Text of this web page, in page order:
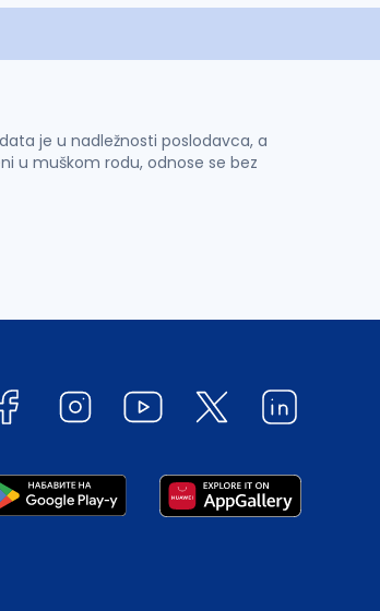
je u nadležnosti poslodavca, a
u muškom rodu, odnose se bez